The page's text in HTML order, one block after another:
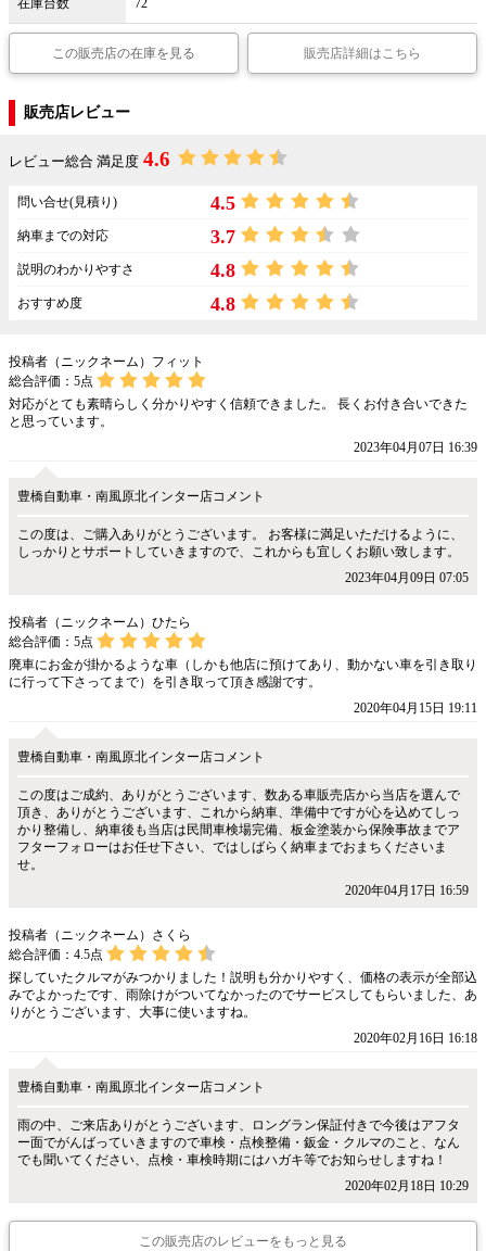
在庫台数 72
この販売店の在庫を見る 販売店詳細はこちら
販売店レビュー
レビュー総合 満足度 4.6
問い合せ(見積り) 4.5
納車までの対応 3.7
説明のわかりやすさ 4.8
おすすめ度 4.8
投稿者（ニックネーム）フィット
総合評価： 5点
対応がとても素晴らしく分かりやすく信頼できました。 長くお付き合いできた
と思っています。
2023年04月07日 16:39
豊橋自動車・南風原北インター店コメント
この度は、ご購入ありがとうございます。 お客様に満足いただけるように、
しっかりとサポートしていきますので、これからも宜しくお願い致します。
2023年04月09日 07:05
投稿者（ニックネーム）ひたら
総合評価： 5点
廃車にお金が掛かるような車（しかも他店に預けてあり、動かない車を引き取り
に行って下さってまで）を引き取って頂き感謝です。
2020年04月15日 19:11
豊橋自動車・南風原北インター店コメント
この度はご成約、ありがとうございます、数ある車販売店から当店を選んで
頂き、ありがとうございます、これから納車、準備中ですが心を込めてしっ
かり整備し、納車後も当店は民間車検場完備、板金塗装から保険事故までア
フターフォローはお任せ下さい、ではしばらく納車までおまちくださいま
せ。
2020年04月17日 16:59
投稿者（ニックネーム）さくら
総合評価： 4.5点
探していたクルマがみつかりました！説明も分かりやすく、価格の表示が全部込
みでよかったです、雨除けがついてなかったのでサービスしてもらいました、あ
りがとうございます、大事に使いますね。
2020年02月16日 16:18
豊橋自動車・南風原北インター店コメント
雨の中、ご来店ありがとうございます、ロングラン保証付きで今後はアフタ
ー面でがんばっていきますので車検・点検整備・鈑金・クルマのこと、なん
でも聞いてください、点検・車検時期にはハガキ等でお知らせしますね！
2020年02月18日 10:29
この販売店のレビューをもっと見る